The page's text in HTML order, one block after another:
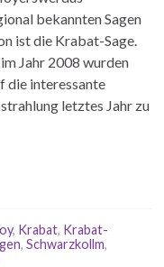
bekannten Sagen
ist die Krabat-Sage.
Jahr 2008 wurden
die interessante
letztes Jahr zu
, Krabat, Krabat-
, Schwarzkollm,